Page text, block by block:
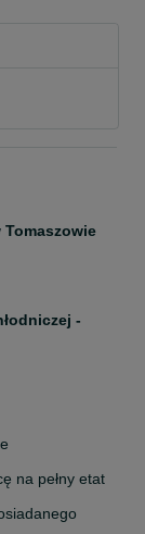
Tomaszowie
-
na pełny etat